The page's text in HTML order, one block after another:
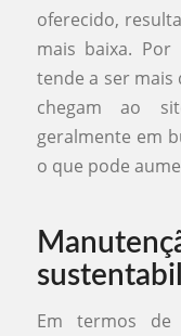
oferecido,
mais baixa.
tende a ser mais
chegam ao
geralmente em
o que pode
Em termos de